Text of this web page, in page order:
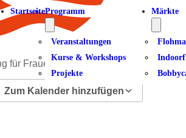
StartseiteProgramm
Veranstaltungen
Kurse & Workshops
Projekte
Märkte
Zum Kalender hinzufügen